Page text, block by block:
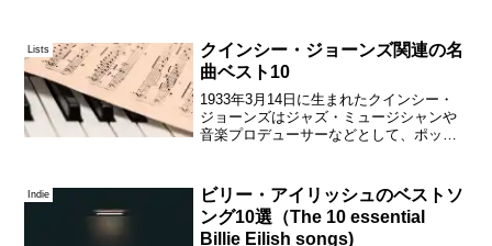
う呼びはじめたのではないかといわれた
りもしている。そ...
Lists
クインシー・ジョーンズ関連の名
曲ベスト10
1933年3月14日に生まれたクインシー・
ジョーンズはジャズ・ミュージシャンや
音楽プロデューサーなどとして、ポップ
ンドのアルバム「Dawn Fm」収録曲に参
加して、...
Indie
ビリー・アイリッシュのベストソ
ング10選（The 10 essential
Billie Eilish songs)